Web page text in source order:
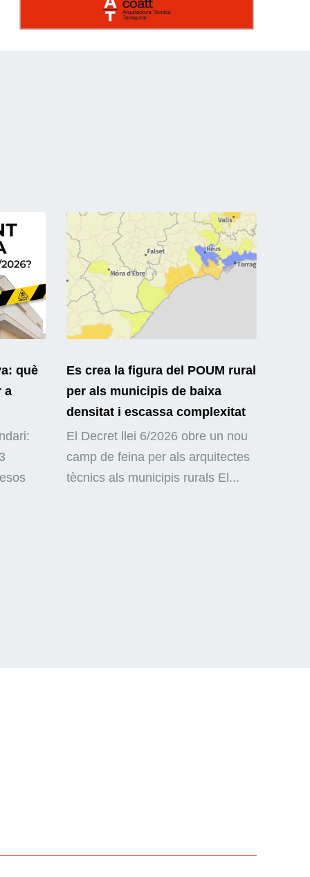
què
a
Es crea la figura del POUM rural
per als municipis de baixa
densitat i escassa complexitat
El Decret llei 6/2026 obre un nou
camp de feina per als arquitectes
tècnics als municipis rurals El...